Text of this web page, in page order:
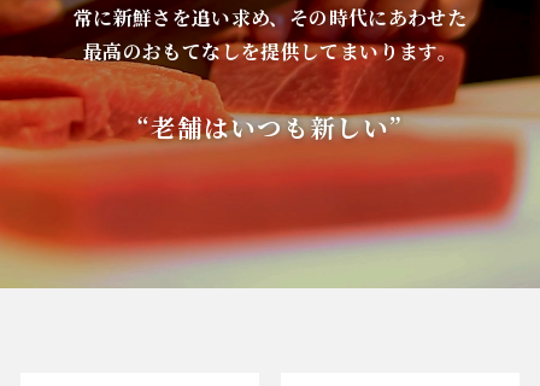
す
る
常に新鮮さを追い求め、その時代にあわせた
最高のおもてなしを提供してまいります。
“老舗はいつも新しい”